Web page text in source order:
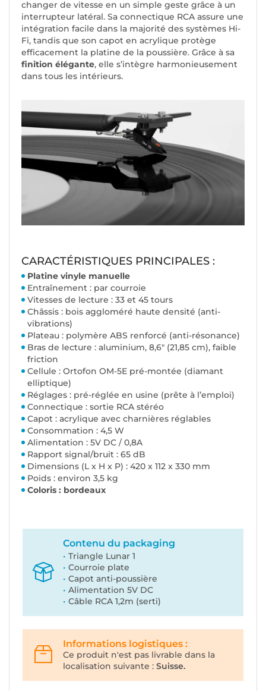
changer de vitesse en un simple geste grâce à un
interrupteur latéral. Sa connectique RCA assure une
intégration facile dans la majorité des systèmes Hi-
Fi, tandis que son capot en acrylique protège
efficacement la platine de la poussière. Grâce à sa
finition élégante, elle s’intègre harmonieusement
dans tous les intérieurs.
CARACTÉRISTIQUES PRINCIPALES :
Platine vinyle manuelle
Entraînement : par courroie
Vitesses de lecture : 33 et 45 tours
Châssis : bois aggloméré haute densité (anti-
vibrations)
Plateau : polymère ABS renforcé (anti-résonance)
Bras de lecture : aluminium, 8,6" (21,85 cm), faible
friction
Cellule : Ortofon OM-5E pré-montée (diamant
elliptique)
Réglages : pré-réglée en usine (prête à l’emploi)
Connectique : sortie RCA stéréo
Capot : acrylique avec charnières réglables
Consommation : 4,5 W
Alimentation : 5V DC / 0,8A
Rapport signal/bruit : 65 dB
Dimensions (L x H x P) : 420 x 112 x 330 mm
Poids : environ 3,5 kg
Coloris : bordeaux
Contenu du packaging
Triangle Lunar 1
Courroie plate
Capot anti-poussière
Alimentation 5V DC
Câble RCA 1,2m (serti)
Informations logistiques :
Ce produit n'est pas livrable dans la
localisation suivante : Suisse.